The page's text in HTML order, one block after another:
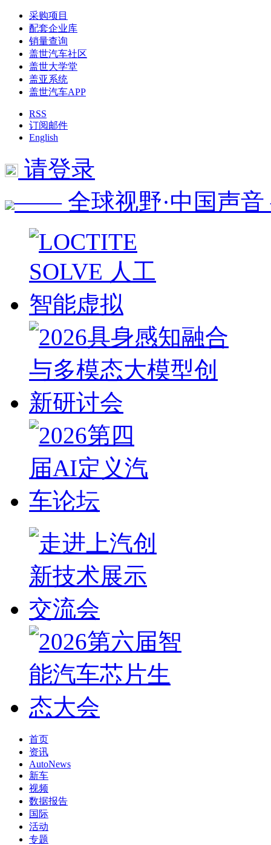
采购项目
配套企业库
销量查询
盖世汽车社区
盖世大学堂
盖亚系统
盖世汽车APP
RSS
订阅邮件
English
请登录
—— 全球视野·中国声
首页
资讯
AutoNews
新车
视频
数据报告
国际
活动
专题